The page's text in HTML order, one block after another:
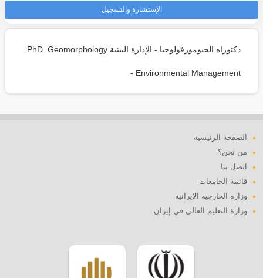
الإستشارة والتسجيل
دكتوراه الجيومورفولوجيا - الإدارة البيئية PhD. Geomorphology
- Environmental Management
الصفحة الرئيسية
من نحن؟
اتصل بنا
قائمة الجامعات
وزارة الخارجية الايرانية
وزارة التعليم العالي في إيران